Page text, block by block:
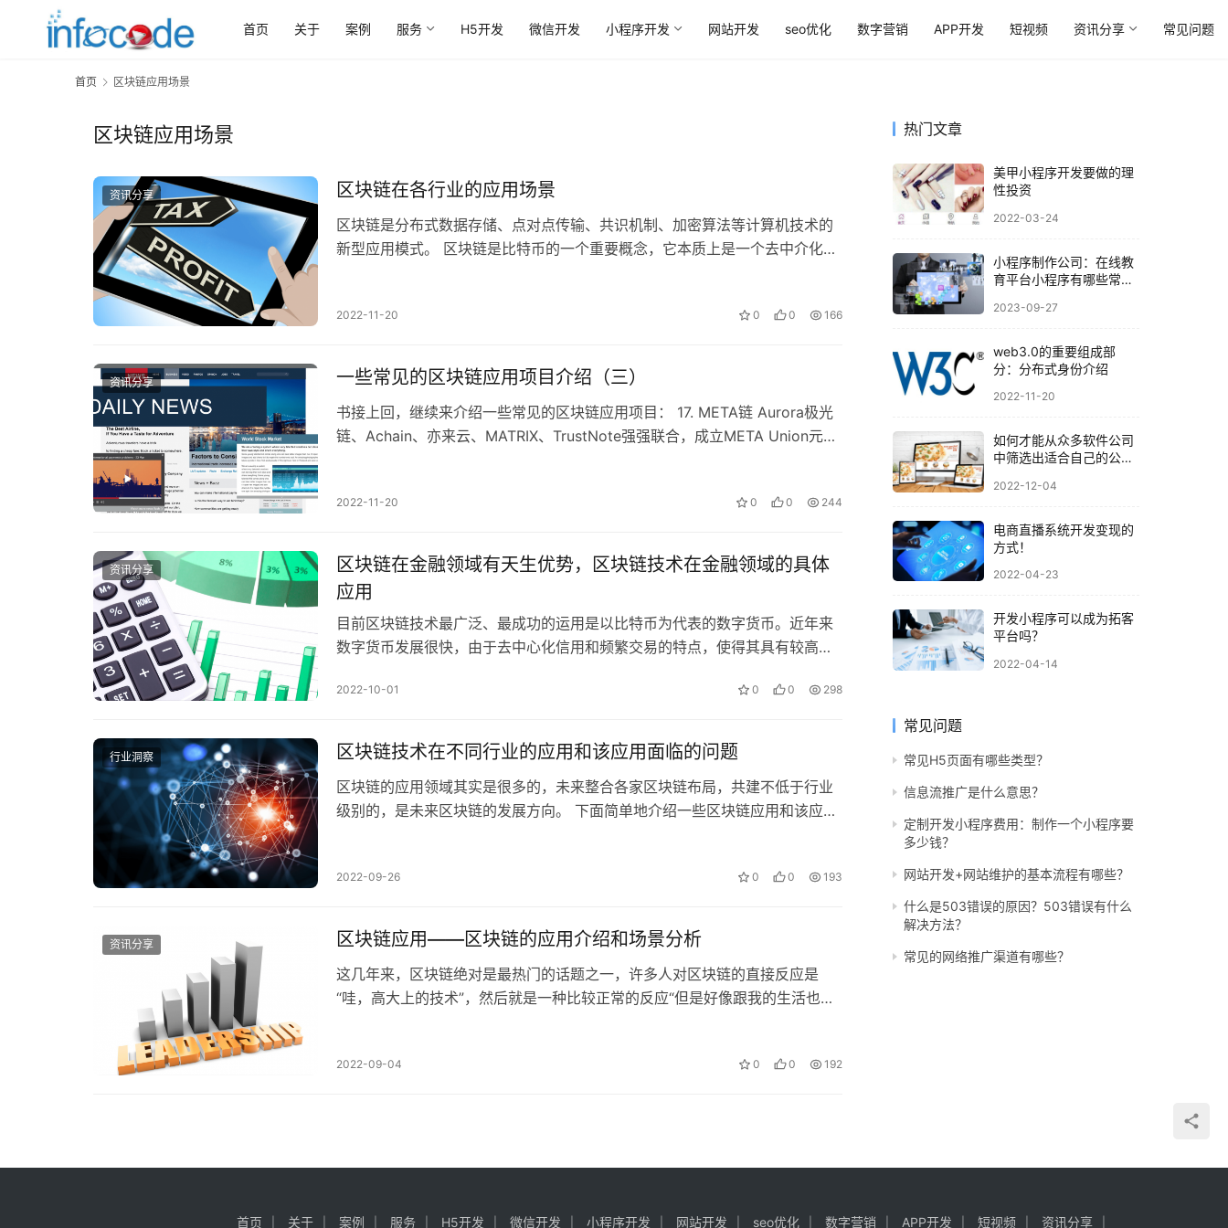
首页 关于 案例 服务 H5开发 微信开发 小程序开发 网站开发 seo优化 数字营销 APP开发 短视频 资讯分享 常见问题
首页 区块链应用场景
区块链应用场景
资讯分享 区块链在各行业的应用场景
区块链是分布式数据存储、点对点传输、共识机制、加密算法等计算机技术的
新型应用模式。 区块链是比特币的一个重要概念，它本质上是一个去中介化的
2022-11-20 0 0 166
资讯分享 一些常见的区块链应用项目介绍（三）
书接上回，继续来介绍一些常见的区块链应用项目： 17. META链 Aurora极光
链、Achain、亦来云、MATRIX、TrustNote强强联合，成立META Union元
2022-11-20 0 0 244
资讯分享
区块链在金融领域有天生优势，区块链技术在金融领域的具体
应用
目前区块链技术最广泛、最成功的运用是以比特币为代表的数字货币。近年来
数字货币发展很快，由于去中心化信用和频繁交易的特点，使得其具有较高的
2022-10-01 0 0 298
行业洞察 区块链技术在不同行业的应用和该应用面临的问题
区块链的应用领域其实是很多的，未来整合各家区块链布局，共建不低于行业
级别的，是未来区块链的发展方向。 下面简单地介绍一些区块链应用和该应用
2022-09-26 0 0 193
资讯分享 区块链应用——区块链的应用介绍和场景分析
这几年来，区块链绝对是最热门的话题之一，许多人对区块链的直接反应是
“哇，高大上的技术”，然后就是一种比较正常的反应“但是好像跟我的生活也没
2022-09-04 0 0 192
热门文章
美甲小程序开发要做的理
性投资
2022-03-24
小程序制作公司：在线教
育平台小程序有哪些常见
2023-09-27
web3.0的重要组成部
分：分布式身份介绍
2022-11-20
如何才能从众多软件公司
中筛选出适合自己的公
2022-12-04
电商直播系统开发变现的
方式！
2022-04-23
开发小程序可以成为拓客
平台吗？
2022-04-14
常见问题
常见H5页面有哪些类型？
信息流推广是什么意思？
定制开发小程序费用：制作一个小程序要
多少钱？
网站开发+网站维护的基本流程有哪些？
什么是503错误的原因？503错误有什么
解决方法？
常见的网络推广渠道有哪些？
首页 关于 案例 服务 H5开发 微信开发 小程序开发 网站开发 seo优化 数字营销 APP开发 短视频 资讯分享